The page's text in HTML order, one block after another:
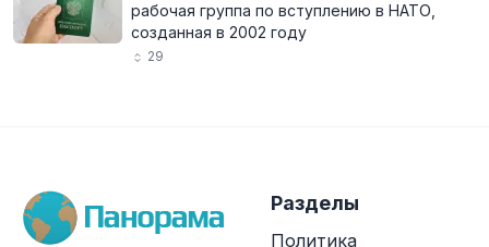
рабочая группа по вступлению в НАТО,
созданная в 2002 году
29
Разделы
Политика